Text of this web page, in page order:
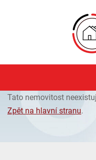
Tato nemovitost
Zpět na hlavní stranu.